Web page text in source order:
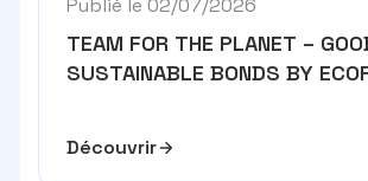
Publié le 02/07/2026
TEAM FOR THE PLANET –
SUSTAINABLE BONDS BY
Découvrir